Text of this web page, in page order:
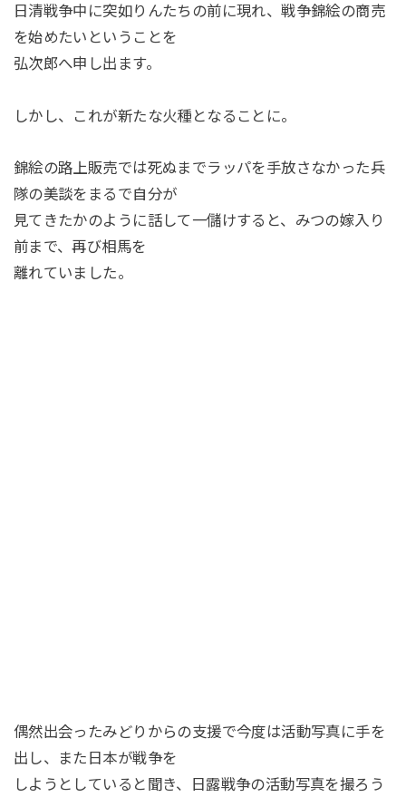
日清戦争中に突如りんたちの前に現れ、戦争錦絵の商売
を始めたいということを
弘次郎へ申し出ます。
しかし、これが新たな火種となることに。
錦絵の路上販売では死ぬまでラッパを手放さなかった兵
隊の美談をまるで自分が
見てきたかのように話して一儲けすると、みつの嫁入り
前まで、再び相馬を
離れていました。
偶然出会ったみどりからの支援で今度は活動写真に手を
出し、また日本が戦争を
しようとしていると聞き、日露戦争の活動写真を撮ろう